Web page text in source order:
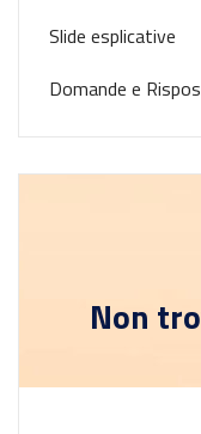
Slide esplicative
Domande e
Non